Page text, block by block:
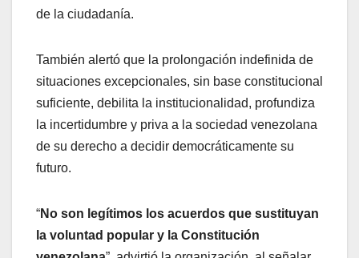
de la ciudadanía.
También alertó que la prolongación indefinida de
situaciones excepcionales, sin base constitucional
suficiente, debilita la institucionalidad, profundiza
la incertidumbre y priva a la sociedad venezolana
de su derecho a decidir democráticamente su
futuro.
“No son legítimos los acuerdos que sustituyan
la voluntad popular y la Constitución